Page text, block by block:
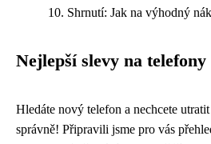
Shrnutí: Jak na výhodný
Nejlepší slevy na telefony
Hledáte nový telefon a nechcete
správně! Připravili jsme pro vás